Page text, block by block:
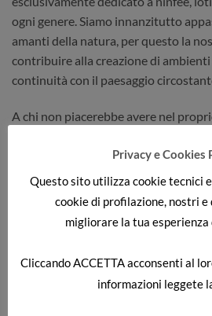
ogni genere. Siamo innanzitutto
amanti della natura, per questo la
contribuire alla creazione di
continuità con il paesaggio
A chi non piacerebbe avere nel
l’elemento acqua nei giardini
considerato indispensabile per
beatitudine e questo concetto, anche
arrivato fino ai giorni nostri.
ritrovare un equilibrio con la natura
rimpiazzata dal grigiume della città.
Privacy e Cookies
Questo sito utilizza cookie tecnici
cookie di profilazione, nostri
migliorare la tua esperienza
CliccandoACCETTAacconsenti al
informazioni leggete